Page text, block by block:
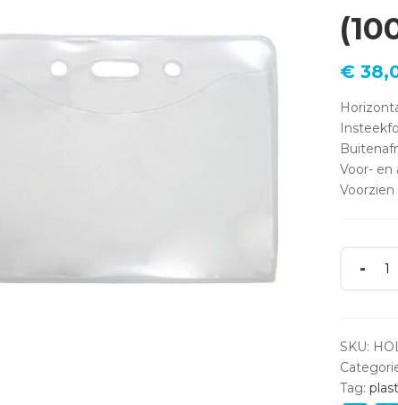
€
Voor- en
(100
stuks)
SKU:
Tag: